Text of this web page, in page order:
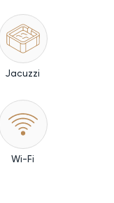
Jacuzzi
Wi-Fi